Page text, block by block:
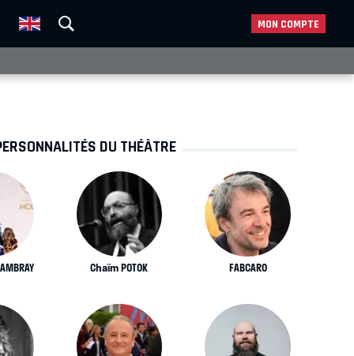
MON COMPTE
DU THÉÂTRE
Chaïm POTOK FABCARO